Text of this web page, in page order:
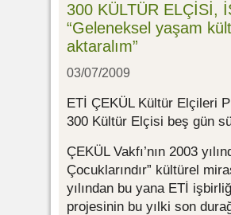
300 KÜLTÜR ELÇİSİ,
“Geleneksel yaşam
aktaralım”
03/07/2009
ETİ ÇEKÜL Kültür Elçileri
300 Kültür Elçisi beş gün
ÇEKÜL Vakfı’nın 2003
Çocuklarındır” kültürel
yılından bu yana ETİ
projesinin bu yılki son